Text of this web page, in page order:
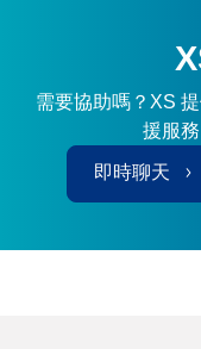
需要協助嗎？XS
援服
即時聊天